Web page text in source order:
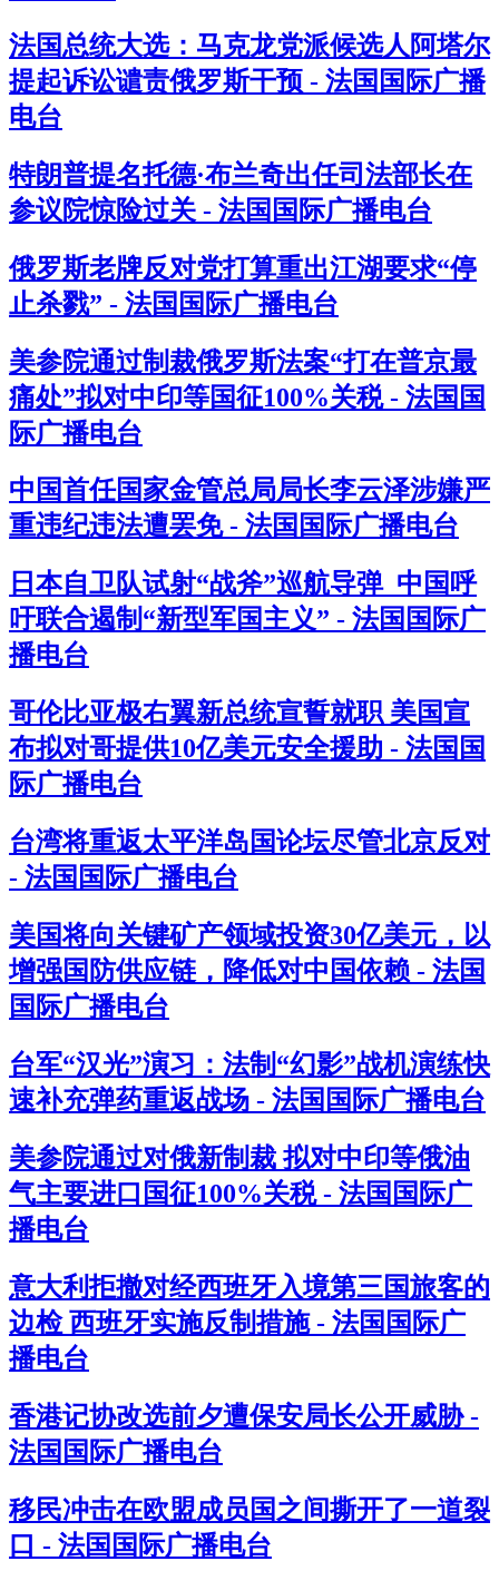
法国总统大选：马克龙党派候选人阿塔尔
提起诉讼谴责俄罗斯干预 - 法国国际广播
电台
特朗普提名托德·布兰奇出任司法部长在
参议院惊险过关 - 法国国际广播电台
俄罗斯老牌反对党打算重出江湖要求“停
止杀戮” - 法国国际广播电台
美参院通过制裁俄罗斯法案“打在普京最
痛处”拟对中印等国征100%关税 - 法国国
际广播电台
中国首任国家金管总局局长李云泽涉嫌严
重违纪违法遭罢免 - 法国国际广播电台
日本自卫队试射“战斧”巡航导弹 中国呼
吁联合遏制“新型军国主义” - 法国国际广
播电台
哥伦比亚极右翼新总统宣誓就职 美国宣
布拟对哥提供10亿美元安全援助 - 法国国
际广播电台
台湾将重返太平洋岛国论坛尽管北京反对
- 法国国际广播电台
美国将向关键矿产领域投资30亿美元，以
增强国防供应链，降低对中国依赖 - 法国
国际广播电台
台军“汉光”演习：法制“幻影”战机演练快
速补充弹药重返战场 - 法国国际广播电台
美参院通过对俄新制裁 拟对中印等俄油
气主要进口国征100%关税 - 法国国际广
播电台
意大利拒撤对经西班牙入境第三国旅客的
边检 西班牙实施反制措施 - 法国国际广
播电台
香港记协改选前夕遭保安局长公开威胁 -
法国国际广播电台
移民冲击在欧盟成员国之间撕开了一道裂
口 - 法国国际广播电台